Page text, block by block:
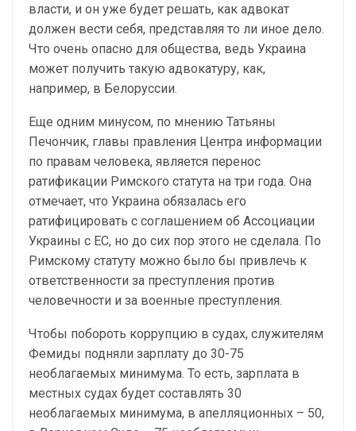
власти, и он уже будет решать, как адвокат
должен вести себя, представляя то ли иное дело.
Что очень опасно для общества, ведь Украина
может получить такую адвокатуру, как,
например, в Белоруссии.
Еще одним минусом, по мнению Татьяны
Печончик, главы правления Центра информации
по правам человека, является перенос
ратификации Римского статута на три года. Она
отмечает, что Украина обязалась его
ратифицировать с соглашением об Ассоциации
Украины с ЕС, но до сих пор этого не сделала. По
Римскому статуту можно было бы привлечь к
ответственности за преступления против
человечности и за военные преступления.
Чтобы побороть коррупцию в судах, служителям
Фемиды подняли зарплату до 30-75
необлагаемых минимума. То есть, зарплата в
местных судах будет составлять 30
необлагаемых минимума, в апелляционных – 50,